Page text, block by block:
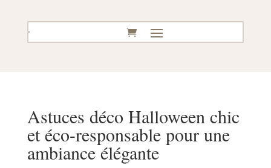
Astuces déco Halloween chic
et éco-responsable pour une
ambiance élégante